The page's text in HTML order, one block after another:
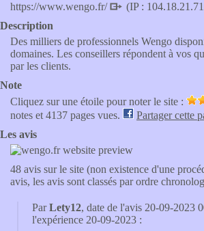
https://www.wengo.fr/
(IP :
Description
Des milliers de professionnels Wengo
domaines. Les conseillers répondent à vos
par les clients.
Note
Cliquez sur une étoile pour noter le site :
notes et 4137 pages vues.
Partager cette
Les avis
48 avis sur le site (non existence d'une
avis, les avis sont classés par ordre
ParLety12, date de l'avis 20-09-2023
l'expérience 20-09-2023 :